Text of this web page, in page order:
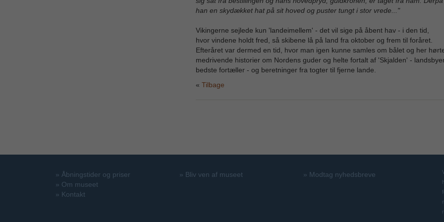
han en skydækket hat på sit hoved og puster tungt i stor vrede..."
Vikingerne sejlede kun 'landeimellem' - det vil sige på åbent hav - i den tid,
hvor vindene holdt fred, så skibene lå på land fra oktober og frem til foråret.
Efteråret var dermed en tid, hvor man igen kunne samles om bålet og her hørte
medrivende historier om Nordens guder og helte fortalt af 'Skjalden' -
bedste fortæller - og beretninger fra togter til fjerne lande.
Tilbage
» Åbningstider og priser
» Om museet
» Kontakt
» Bliv ven af museet » Modtag nyhedsbreve